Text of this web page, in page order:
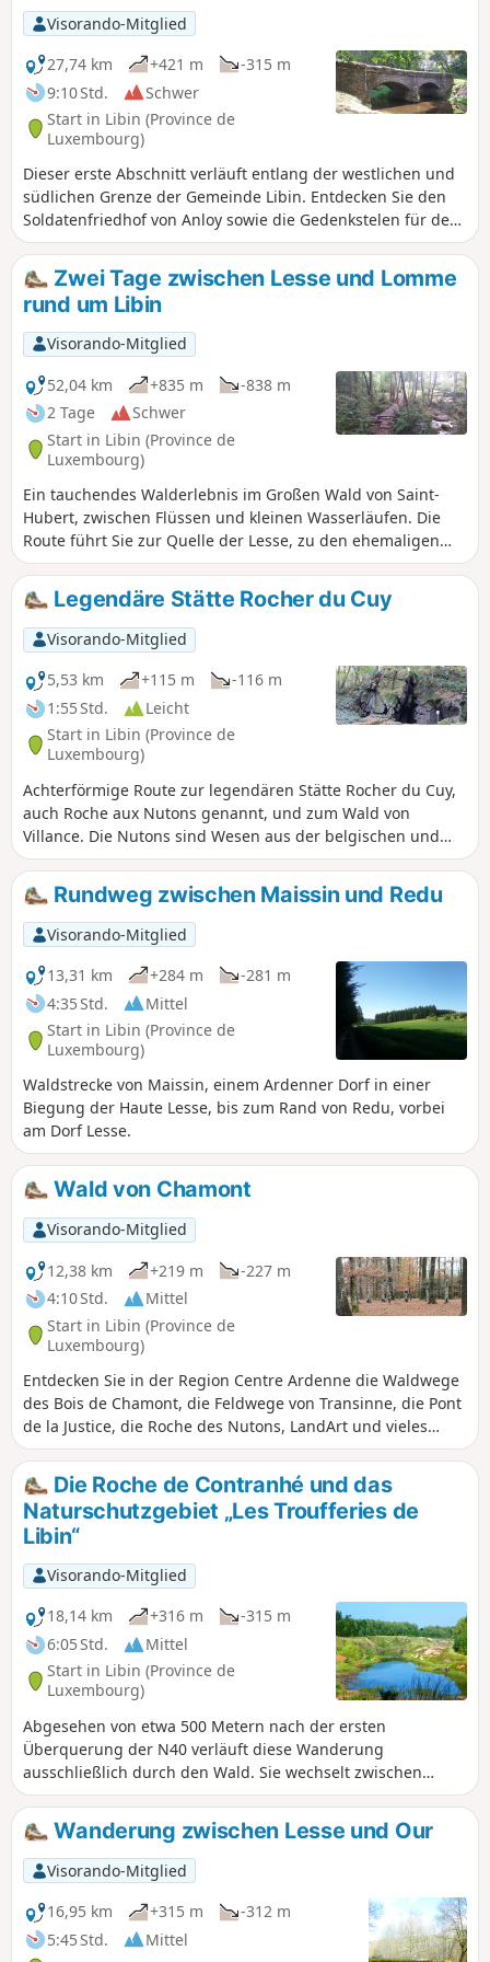
Visorando-Mitglied
27,74 km
+421 m
-315 m
9:10 Std.
Schwer
Start in Libin (Province de
Luxembourg)
Dieser erste Abschnitt verläuft entlang der westlichen und
südlichen Grenze der Gemeinde Libin. Entdecken Sie den
Soldatenfriedhof von Anloy sowie die Gedenkstelen für den
Ersten Weltkrieg in Ochamps. Sie kommen an der Quelle
der Lesse vorbei und beenden die Etappe am Biwak „Le
Bané“.Zwei Tage zwischen Lesse und Lomme
rund um Libin
Visorando-Mitglied
52,04 km
+835 m
-838 m
2 Tage
Schwer
Start in Libin (Province de
Luxembourg)
Ein tauchendes Walderlebnis im Großen Wald von Saint-
Hubert, zwischen Flüssen und kleinen Wasserläufen. Die
Route führt Sie zur Quelle der Lesse, zu den ehemaligen
Trüffelplantagen von Libin und zum ehemaligen Kaolin-
Steinbruch. Durchqueren Sie die Täler dieser herrlichen
Region in Ihrem eigenen Tempo.
Legendäre Stätte Rocher du Cuy
Visorando-Mitglied
5,53 km
+115 m
-116 m
1:55 Std.
Leicht
Start in Libin (Province de
Luxembourg)
Achterförmige Route zur legendären Stätte Rocher du Cuy,
auch Roche aux Nutons genannt, und zum Wald von
Villance. Die Nutons sind Wesen aus der belgischen und
ardennischen Folklore, die oft als kleine, geschickte Wesen
beschrieben werden, die in Höhlen und in der Nähe von
Wasserläufen leben.
Rundweg zwischen Maissin und Redu
Visorando-Mitglied
13,31 km
+284 m
-281 m
4:35 Std.
Mittel
Start in Libin (Province de
Luxembourg)
Waldstrecke von Maissin, einem Ardenner Dorf in einer
Biegung der Haute Lesse, bis zum Rand von Redu, vorbei
am Dorf Lesse.
Wald von Chamont
Visorando-Mitglied
12,38 km
+219 m
-227 m
4:10 Std.
Mittel
Start in Libin (Province de
Luxembourg)
Entdecken Sie in der Region Centre Ardenne die Waldwege
des Bois de Chamont, die Feldwege von Transinne, die Pont
de la Justice, die Roche des Nutons, LandArt und vieles
mehr...
Die Roche de Contranhé und das
Naturschutzgebiet „Les Troufferies de
Libin“
Visorando-Mitglied
18,14 km
+316 m
-315 m
6:05 Std.
Mittel
Start in Libin (Province de
Luxembourg)
Abgesehen von etwa 500 Metern nach der ersten
Überquerung der N40 verläuft diese Wanderung
ausschließlich durch den Wald. Sie wechselt zwischen
Wegen, Pfaden, Laubwaldgebieten, Nadelwaldgebieten,
Kahlschlägen, großen Bäumen, kleinen Bäumen,
Grasflächen und anderer Unterholzvegetation und ist somit
eine sehr angenehme Strecke, auf der keine Langeweile
aufkommt.Die erste nennenswerte Sehenswürdigkeit ist der
ehemalige Steinbruch von Arfaye, in dem Kaolin abgebaut
wurde. Er ist nicht der einzige in der Region: Ein weiterer
befindet sich entlang der Straße zwischen Libin und Smuid.
Wanderung zwischen Lesse und Our
Visorando-Mitglied
16,95 km
+315 m
-312 m
5:45 Std.
Mittel